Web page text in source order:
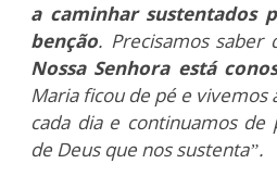
a caminhar sustentados
benção. Precisamos saber
Nossa Senhora está
Maria ficou de pé e vivemos
cada dia e continuamos
de Deus que nos sustenta”.